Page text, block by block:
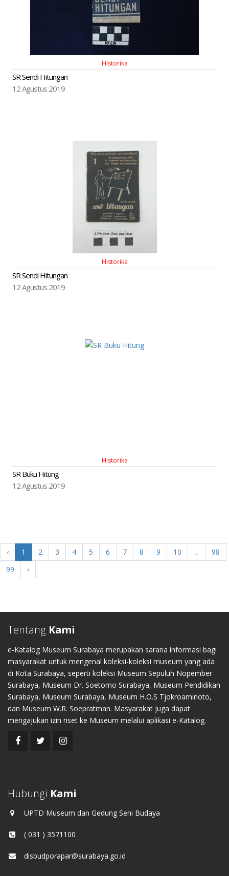
Historika
SR Sendi Hitungan
12 Agustus 2019
Historika
SR Sendi Hitungan
12 Agustus 2019
Historika
SR Buku Hitung
12 Agustus 2019
‹ 1 2 3 4 5 6 7 8 9 10 ...
98
99
›
Tentang Kami
e-Katalog Museum Surabaya merupakan sarana informasi bagi
masyarakat untuk mengenal koleksi-koleksi museum yang ada
di Kota Surabaya, seperti koleksi Museum Sepuluh Nopember
Surabaya, Museum Dr. Soetomo Surabaya, Museum Pendidikan
Surabaya, Museum Surabaya, Museum H.O.S Tjokroaminoto,
dan Museum W.R. Soepratman. Masyarakat juga dapat
mengajukan izin riset ke Museum melalui aplikasi e-Katalog.
Hubungi Kami
UPTD Museum dan Gedung Seni Budaya
( 031 ) 3571100
disbudporapar@surabaya.go.id